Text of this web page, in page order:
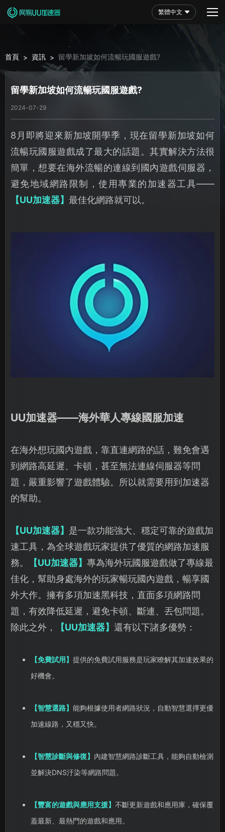
繁體中文
首頁 > 資訊 > 留學新加坡如何流暢玩國服遊戲?
留學新加坡如何流暢玩國服遊戲?
2024-07-29
8月即將迎來新加坡開學季，現在留學新加坡如何
流暢玩國服遊戲成了最大的話題。其實解決方法很
簡單，想要在海外流暢的連線到國內遊戲伺服器，
避免地域網路限制，使用專業的加速器工具——
【UU加速器】 最佳化網路就可以。
UU加速器——海外華人專線國服加速
在海外想玩國內遊戲，靠直連網路的話，難免會遇
到網路高延遲、卡頓，甚至無法連線伺服器等問
題，嚴重影響了遊戲體驗。所以就需要用到加速器
的幫助。
【UU加速器】 是一款功能強大、穩定可靠的遊戲加
速工具，為全球遊戲玩家提供了優質的網路加速服
務。
【UU加速器】 專為海外玩國服遊戲做了專線最
佳化，幫助身處海外的玩家暢玩國內遊戲，暢享國
外大作。擁有多項加速黑科技，直面多項網路問
題，有效降低延遲，避免卡頓、斷連、丟包問題。
除此之外，
【UU加速器】 還有以下諸多優勢：
【免費試用】 提供的免費試用服務是玩家瞭解其加速效果的
好機會。
【智慧選路】 能夠根據使用者網路狀況，自動智慧選擇更優
加速線路，又穩又快。
【智慧診斷與修復】 內建智慧網路診斷工具，能夠自動檢測
並解決DNS汙染等網路問題。
【豐富的遊戲與應用支援】 不斷更新遊戲和應用庫，確保覆
蓋最新、最熱門的遊戲和應用。